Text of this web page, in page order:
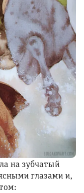
на зубчатый
глазами и,